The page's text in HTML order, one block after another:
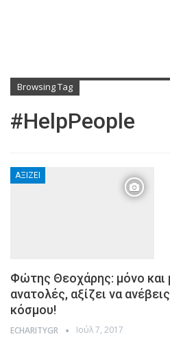
Browsing Tag
#HelpPeople
ΑΞΊΖΕΙ
Φώτης Θεοχάρης: μόνο και
ανατολές, αξίζει να
κόσμου!
ECHARITYGR Ιούλ 7, 2017